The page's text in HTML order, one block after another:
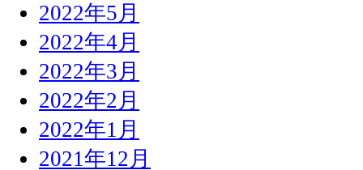
2022年5月
2022年4月
2022年3月
2022年2月
2022年1月
2021年12月